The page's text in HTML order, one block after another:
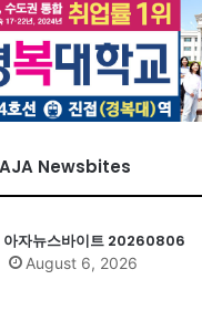
AJA Newsbites
아자뉴스바이트 20260806
August 6, 2026